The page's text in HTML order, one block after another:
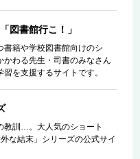
図書館行こ！」
書籍や学校図書館向けのシ
かわる先生・司書のみなさん
を支援するサイトです。
教訓…。大人気のショート
な結末」シリーズの公式サイ